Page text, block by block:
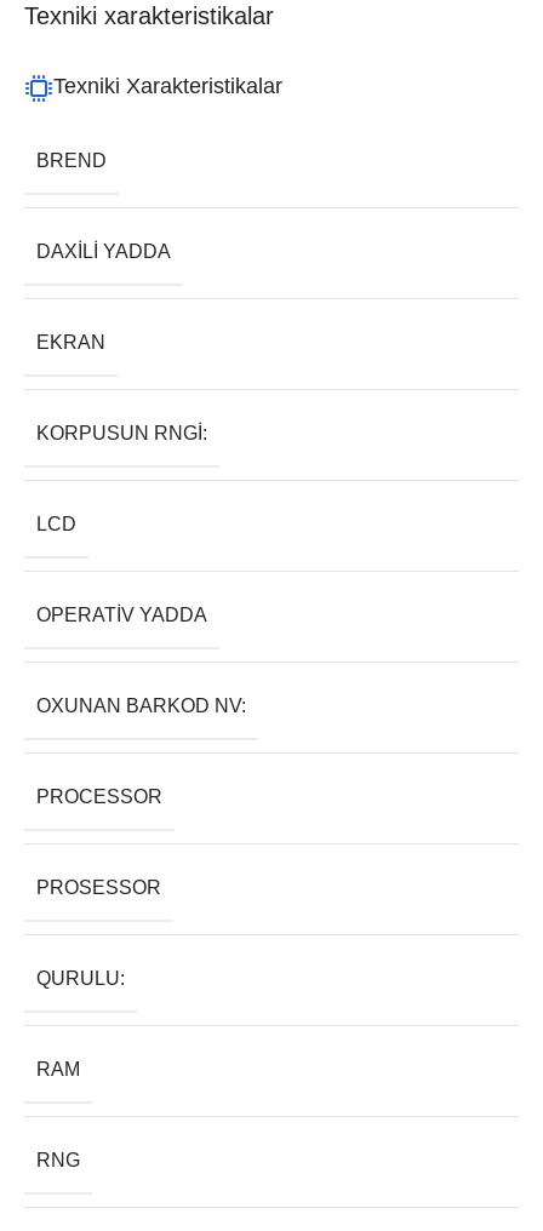
Texniki xarakteristikalar
Texniki Xarakteristikalar
BREND
DAXILI YADDA
EKRAN
KORPUSUN RNGI:
LCD
OPERATIV YADDA
OXUNAN BARKOD NV:
PROCESSOR
PROSESSOR
QURULU:
RAM
RNG